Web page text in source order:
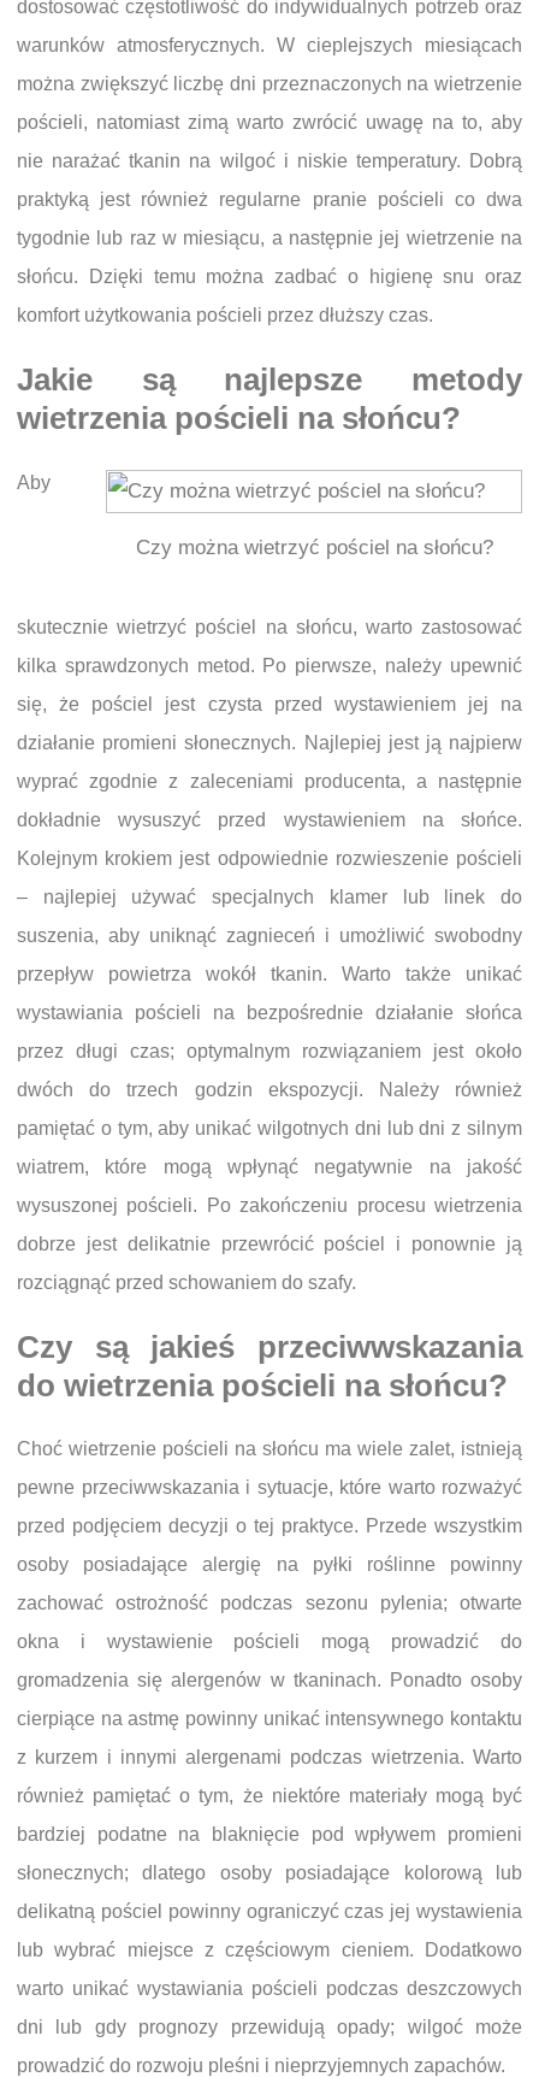
dostosować częstotliwość do indywidualnych potrzeb oraz
warunków atmosferycznych. W cieplejszych miesiącach
można zwiększyć liczbę dni przeznaczonych na wietrzenie
pościeli, natomiast zimą warto zwrócić uwagę na to, aby
nie narażać tkanin na wilgoć i niskie temperatury. Dobrą
praktyką jest również regularne pranie pościeli co dwa
tygodnie lub raz w miesiącu, a następnie jej wietrzenie na
słońcu. Dzięki temu można zadbać o higienę snu oraz
komfort użytkowania pościeli przez dłuższy czas.
Jakie są najlepsze metody
wietrzenia pościeli na słońcu?
Czy można wietrzyć pościel na słońcu?
Aby
skutecznie wietrzyć pościel na słońcu, warto zastosować
kilka sprawdzonych metod. Po pierwsze, należy upewnić
się, że pościel jest czysta przed wystawieniem jej na
działanie promieni słonecznych. Najlepiej jest ją najpierw
wyprać zgodnie z zaleceniami producenta, a następnie
dokładnie wysuszyć przed wystawieniem na słońce.
Kolejnym krokiem jest odpowiednie rozwieszenie pościeli
– najlepiej używać specjalnych klamer lub linek do
suszenia, aby uniknąć zagnieceń i umożliwić swobodny
przepływ powietrza wokół tkanin. Warto także unikać
wystawiania pościeli na bezpośrednie działanie słońca
przez długi czas; optymalnym rozwiązaniem jest około
dwóch do trzech godzin ekspozycji. Należy również
pamiętać o tym, aby unikać wilgotnych dni lub dni z silnym
wiatrem, które mogą wpłynąć negatywnie na jakość
wysuszonej pościeli. Po zakończeniu procesu wietrzenia
dobrze jest delikatnie przewrócić pościel i ponownie ją
rozciągnąć przed schowaniem do szafy.
Czy są jakieś przeciwwskazania
do wietrzenia pościeli na słońcu?
Choć wietrzenie pościeli na słońcu ma wiele zalet, istnieją
pewne przeciwwskazania i sytuacje, które warto rozważyć
przed podjęciem decyzji o tej praktyce. Przede wszystkim
osoby posiadające alergię na pyłki roślinne powinny
zachować ostrożność podczas sezonu pylenia; otwarte
okna i wystawienie pościeli mogą prowadzić do
gromadzenia się alergenów w tkaninach. Ponadto osoby
cierpiące na astmę powinny unikać intensywnego kontaktu
z kurzem i innymi alergenami podczas wietrzenia. Warto
również pamiętać o tym, że niektóre materiały mogą być
bardziej podatne na blaknięcie pod wpływem promieni
słonecznych; dlatego osoby posiadające kolorową lub
delikatną pościel powinny ograniczyć czas jej wystawienia
lub wybrać miejsce z częściowym cieniem. Dodatkowo
warto unikać wystawiania pościeli podczas deszczowych
dni lub gdy prognozy przewidują opady; wilgoć może
prowadzić do rozwoju pleśni i nieprzyjemnych zapachów.